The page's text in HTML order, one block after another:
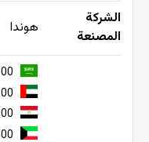
الشركة
المصنعة
هوندا